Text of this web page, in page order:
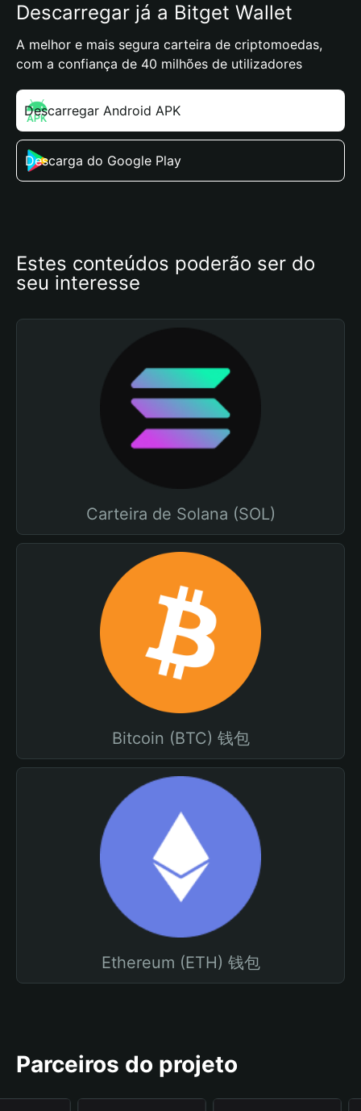
Descarregar já a Bitget Wallet
A melhor e mais segura carteira de criptomoedas,
com a confiança de 40 milhões de utilizadores
Descarregar Android APK
Descarga do Google Play
Estes conteúdos poderão ser do
seu interesse
Carteira de Solana (SOL)
Bitcoin (BTC) 钱包
Ethereum (ETH) 钱包
Parceiros do projeto